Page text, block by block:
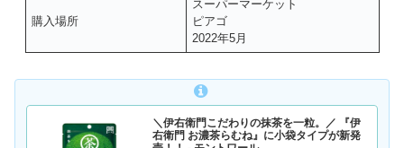
購入場所
スーパーマーケット
ピアゴ
2022年5月
＼伊右衛門こだわりの抹茶を一粒。／ 『伊
右衛門 お濃茶らむね』に小袋タイプが新発